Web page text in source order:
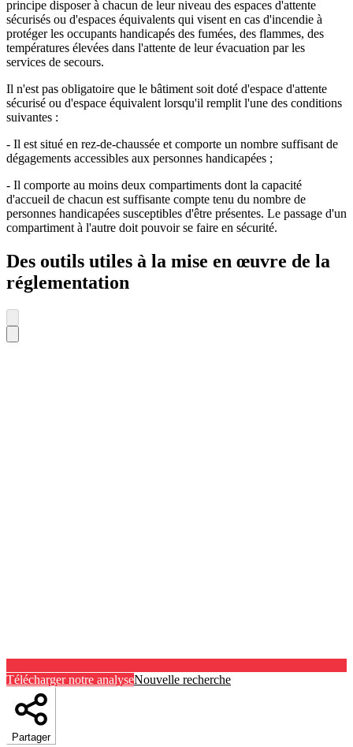
principe disposer à chacun de leur niveau des espaces d'attente
sécurisés ou d'espaces équivalents qui visent en cas d'incendie à
protéger les occupants handicapés des fumées, des flammes, des
températures élevées dans l'attente de leur évacuation par les
services de secours.
Il n'est pas obligatoire que le bâtiment soit doté d'espace d'attente
sécurisé ou d'espace équivalent lorsqu'il remplit l'une des conditions
suivantes :
- Il est situé en rez-de-chaussée et comporte un nombre suffisant de
dégagements accessibles aux personnes handicapées ;
- Il comporte au moins deux compartiments dont la capacité
d'accueil de chacun est suffisante compte tenu du nombre de
personnes handicapées susceptibles d'être présentes. Le passage d'un
compartiment à l'autre doit pouvoir se faire en sécurité.
Des outils utiles à la mise en œuvre de la
réglementation
Télécharger notre analyseNouvelle recherche
Partager